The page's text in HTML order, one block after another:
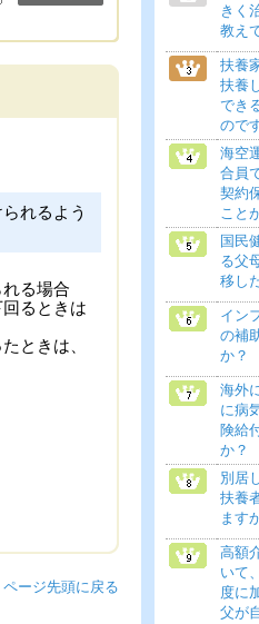
れるよう
る場合
るときは
ときは、
ページ先頭に戻る
きく
教え
扶養
扶養
でき
ので
海空
合員
契約
こと
国民
る父
移し
イン
の補
か？
海外
に病
険給
か？
別居
扶養
ます
高額
いて
度に
父が